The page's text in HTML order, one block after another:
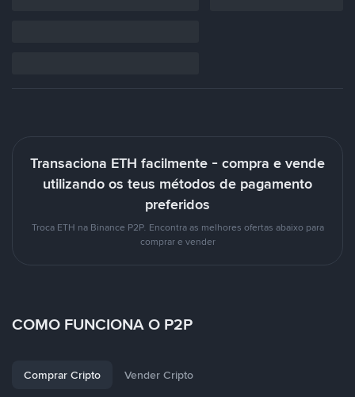
Transaciona ETH facilmente - compra e vende
utilizando os teus métodos de pagamento
preferidos
Troca ETH na Binance P2P. Encontra as melhores ofertas abaixo para
comprar e vender
COMO FUNCIONA O P2P
Comprar Cripto Vender Cripto